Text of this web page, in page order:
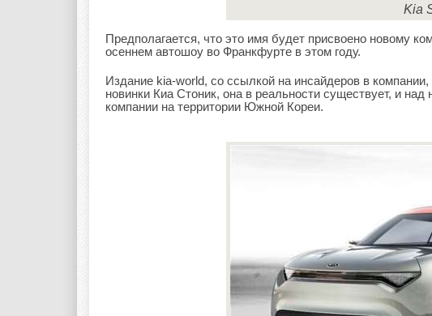
Kia
Предполагается, что это имя будет присвоено новому
осеннем автошоу во Франкфурте в этом году.
Издание kia-world, со ссылкой на инсайдеров в
новинки Киа Стоник, она в реальности существует, и
компании на территории Южной Кореи.